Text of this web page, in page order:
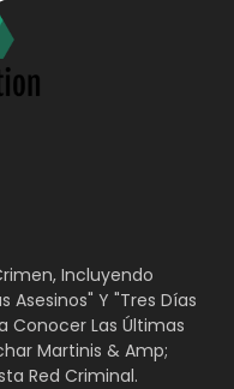
Incluyendo
Asesinos" Y "Tres Días
Conocer Las Últimas
Martinis & Amp;
Red Criminal.